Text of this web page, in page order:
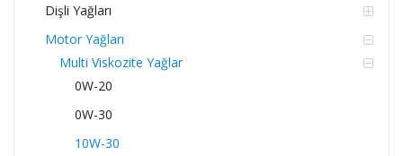
Dişli Yağları
Motor Yağları
Multi Viskozite Yağlar
0W-20
0W-30
10W-30